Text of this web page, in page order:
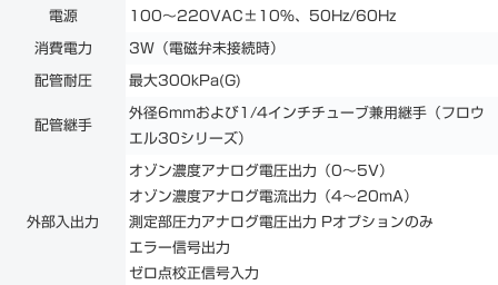
電源 100～220VAC±10%、50Hz/60Hz
消費電力 3W（電磁弁未接続時）
配管耐圧 最大300kPa(G)
配管継手
外径6mmおよび1/4インチチューブ兼用継手（フロウ
エル30シリーズ）
外部入出力
オゾン濃度アナログ電圧出力（0～5V）
オゾン濃度アナログ電流出力（4～20mA）
測定部圧力アナログ電圧出力 Pオプションのみ
エラー信号出力
ゼロ点校正信号入力